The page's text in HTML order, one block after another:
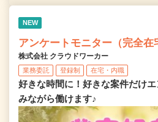
NEW
アンケートモニター（完全在
株式会社 クラウドワーカー
業務委託 登録制 在宅・内職
好きな時間に！好きな案件だけ
みながら働けます♪